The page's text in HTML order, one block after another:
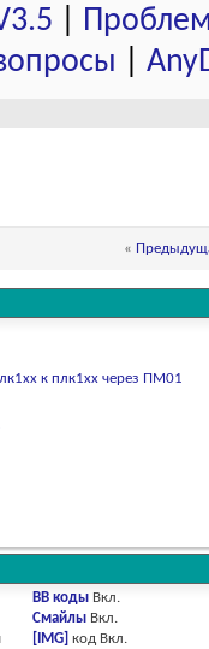
«
к плк1хх через ПМ01
BB коды Вкл.
Смайлы Вкл.
[IMG] код Вкл.